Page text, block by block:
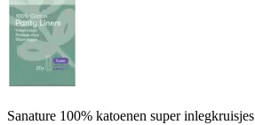
Sanature 100% katoenen super inlegkruisjes